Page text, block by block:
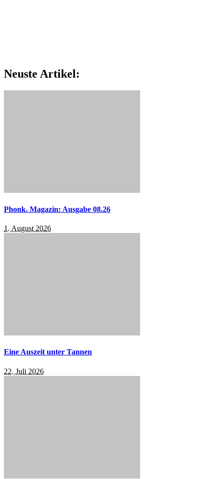
Neuste Artikel:
Phonk. Magazin: Ausgabe 08.26
1. August 2026
Eine Auszeit unter Tannen
22. Juli 2026